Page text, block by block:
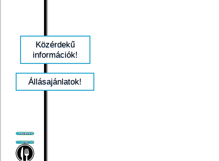
Közérdekű
információk!
Állásajánlatok!